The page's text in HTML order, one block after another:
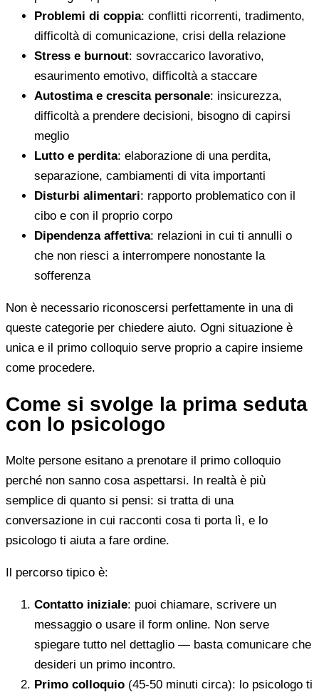
Problemi di coppia: conflitti ricorrenti, tradimento,
difficoltà di comunicazione, crisi della relazione
Stress e burnout: sovraccarico lavorativo,
esaurimento emotivo, difficoltà a staccare
Autostima e crescita personale: insicurezza,
difficoltà a prendere decisioni, bisogno di capirsi
meglio
Lutto e perdita: elaborazione di una perdita,
separazione, cambiamenti di vita importanti
Disturbi alimentari: rapporto problematico con il
cibo e con il proprio corpo
Dipendenza affettiva: relazioni in cui ti annulli o
che non riesci a interrompere nonostante la
sofferenza
Non è necessario riconoscersi perfettamente in una di
queste categorie per chiedere aiuto. Ogni situazione è
unica e il primo colloquio serve proprio a capire insieme
come procedere.
Come si svolge la prima seduta
con lo psicologo
Molte persone esitano a prenotare il primo colloquio
perché non sanno cosa aspettarsi. In realtà è più
semplice di quanto si pensi: si tratta di una
conversazione in cui racconti cosa ti porta lì, e lo
psicologo ti aiuta a fare ordine.
Il percorso tipico è:
Contatto iniziale: puoi chiamare, scrivere un
messaggio o usare il form online. Non serve
spiegare tutto nel dettaglio — basta comunicare che
desideri un primo incontro.
Primo colloquio (45-50 minuti circa): lo psicologo ti